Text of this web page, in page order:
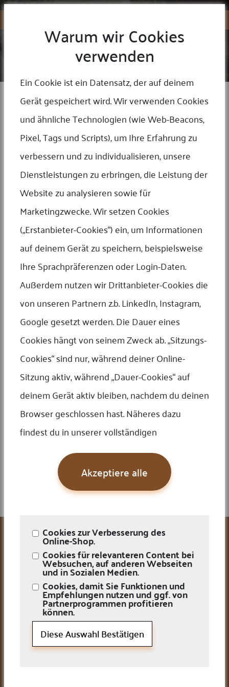
BLOG
22 May 2026
Gold & Silber in modernen Zeiten – Sicherheit in einer
schnellen Welt
24 Apr 2026
Das coolste Ostergeschenk ist manchmal nicht aus
27 Mar 2026
MMF Team
Mehr als nur ein Geschenk: Erinnerungen für
Generationen
Mehr
27 Feb 2026
MMF Team
Geschenke, die bleiben - wieso Familien auf Edelmetalle
setzen
Mehr laden
Leistungen
Online Auktionen
Edelmetallkurse
Cookie-Einstellungen
Kontaktieren Sie uns
Warum wir Cookies
verwenden
Ein Cookie ist ein Datensatz, der auf deinem
Gerät gespeichert wird. Wir verwenden Cookies
und ähnliche Technologien (wie Web-Beacons,
Pixel, Tags und Scripts), um Ihre Erfahrung zu
verbessern und zu individualisieren, unsere
Dienstleistungen zu erbringen, die Leistung der
Website zu analysieren sowie für
Marketingzwecke. Wir setzen Cookies
(„Erstanbieter-Cookies“) ein, um Informationen
auf deinem Gerät zu speichern, beispielsweise
Ihre Sprachpräferenzen oder Login-Daten.
Außerdem nutzen wir Drittanbieter-Cookies die
von unseren Partnern z.b. LinkedIn, Instagram,
Google gesetzt werden. Die Dauer eines
Cookies hängt von seinem Zweck ab. „Sitzungs-
Cookies“ sind nur, während deiner Online-
Sitzung aktiv, während „Dauer-Cookies“ auf
deinem Gerät aktiv bleiben, nachdem du deinen
Browser geschlossen hast. Näheres dazu
findest du in unserer vollständigen
Akzeptiere alle
Cookies zur Verbesserung des
Online-Shop.
Cookies für relevanteren Content bei
Websuchen, auf anderen Webseiten
und in Sozialen Medien.
Cookies, damit Sie Funktionen und
Empfehlungen nutzen und ggf. von
Partnerprogrammen profitieren
können.
Diese Auswahl Bestätigen